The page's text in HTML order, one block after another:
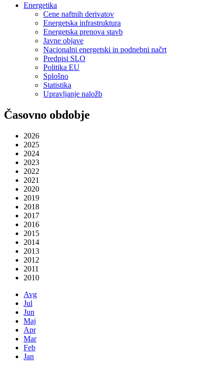
Energetika
Cene naftnih derivatov
Energetska infrastruktura
Energetska prenova stavb
Javne objave
Nacionalni energetski in podnebni načrt
Predpisi SLO
Politika EU
Splošno
Statistika
Upravljanje naložb
Časovno obdobje
2026
2025
2024
2023
2022
2021
2020
2019
2018
2017
2016
2015
2014
2013
2012
2011
2010
Avg
Jul
Jun
Maj
Apr
Mar
Feb
Jan